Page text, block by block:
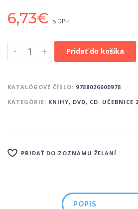
6,73€ s DPH
- + Pridať do košíka
KATALÓGOVÉ ČÍSLO: 9788026600978
KATEGÓRIE: KNIHY, DVD, CD, UČEBNICE
PRIDAŤ DO ZOZNAMU ŽELANÍ
POPIS